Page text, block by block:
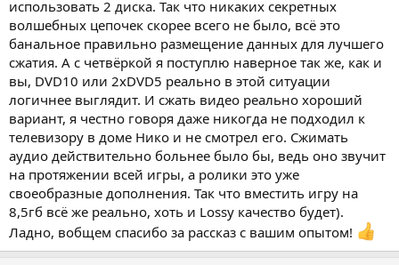
использовать 2 диска. Так что никаких секретных
волшебных цепочек скорее всего не было, всё это
банальное правильно размещение данных для лучшего
сжатия. А с четвёркой я поступлю наверное так же, как и
вы, DVD10 или 2xDVD5 реально в этой ситуации
логичнее выглядит. И сжать видео реально хороший
вариант, я честно говоря даже никогда не подходил к
телевизору в доме Нико и не смотрел его. Сжимать
аудио действительно больнее было бы, ведь оно звучит
на протяжении всей игры, а ролики это уже
своеобразные дополнения. Так что вместить игру на
8,5гб всё же реально, хоть и Lossy качество будет).
Ладно, вобщем спасибо за рассказ с вашим опытом!